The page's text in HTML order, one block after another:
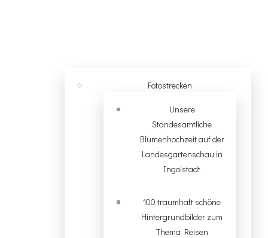
Fotostrecken
Unsere
Standesamtliche
Blumenhochzeit auf der
Landesgartenschau in
Ingolstadt
100 traumhaft schöne
Hintergrundbilder zum
Thema Reisen